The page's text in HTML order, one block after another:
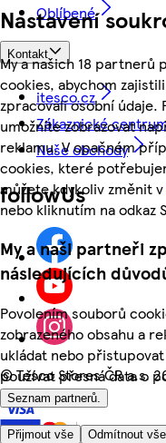
Nastavení
My a našich 18 partnerů
cookies, abychom
zpracovali osobní údaje.
umožníte zobrazovat
reklamu. V opačném
cookies, které
můžete kdykoliv změnit v
nebo kliknutím na odkaz
My a naši partneři
následujících
Povolením souborů
zobrazeného obsahu a
ukládat nebo
používat přesná data o
Seznam partnerů.
Přijmout vše Odmítnout vše
Oblíbené
Kontakt
itesco.cz
Zákaznické
Naše obchody
followUs
©Tesco Stores ČR a.s.